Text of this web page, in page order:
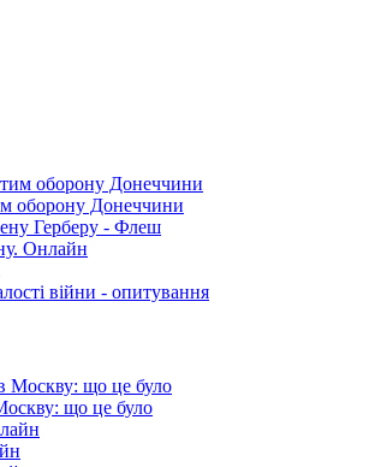
оборону Донеччини
Герберу - Флеш
Онлайн
війни - опитування
що це було